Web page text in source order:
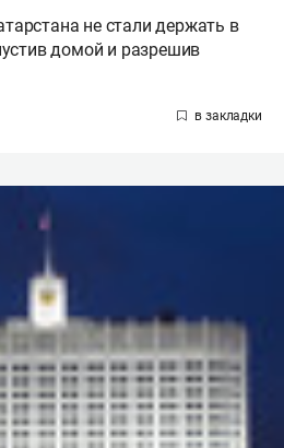
не стали держать в
домой и разрешив